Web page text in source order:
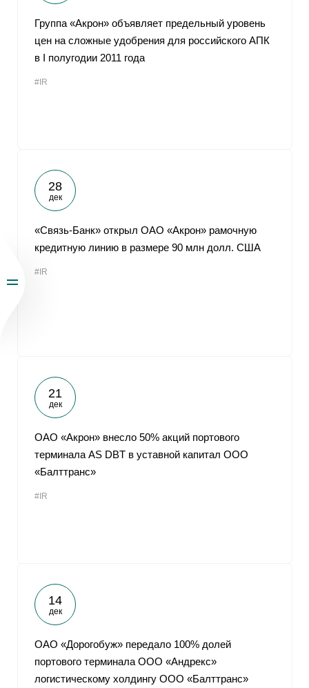
Группа «Акрон» объявляет предельный уровень
цен на сложные удобрения для российского АПК
в I полугодии 2011 года
#IR
28
дек
«Связь-Банк» открыл ОАО «Акрон» рамочную
кредитную линию в размере 90 млн долл. США
#IR
21
дек
ОАО «Акрон» внесло 50% акций портового
терминала AS DBT в уставной капитал ООО
«Балттранс»
#IR
14
дек
ОАО «Дорогобуж» передало 100% долей
портового терминала ООО «Андрекс»
логистическому холдингу ООО «Балттранс»